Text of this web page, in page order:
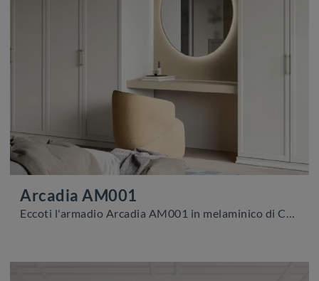
Arcadia AM001
Eccoti l'armadio Arcadia AM001 in melaminico di Colombini Casa! Una ricca gamma di armadi a muro con ante battenti.